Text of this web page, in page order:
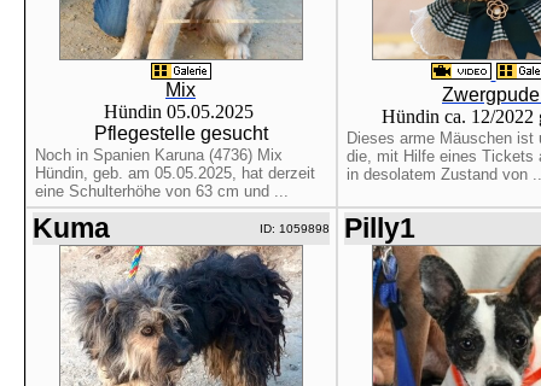
Mix
Hündin 05.05.2025
Pflegestelle gesucht
Noch in Spanien Karuna (4736) Mix
Hündin, geb. am 05.05.2025, hat derzeit
eine Schulterhöhe von 63 cm und ...
Hündin ca. 12/2022
Dieses arme Mäuschen ist
die, mit Hilfe eines Tickets
in desolatem Zustand von
Kuma ID: 1059898 Pilly1